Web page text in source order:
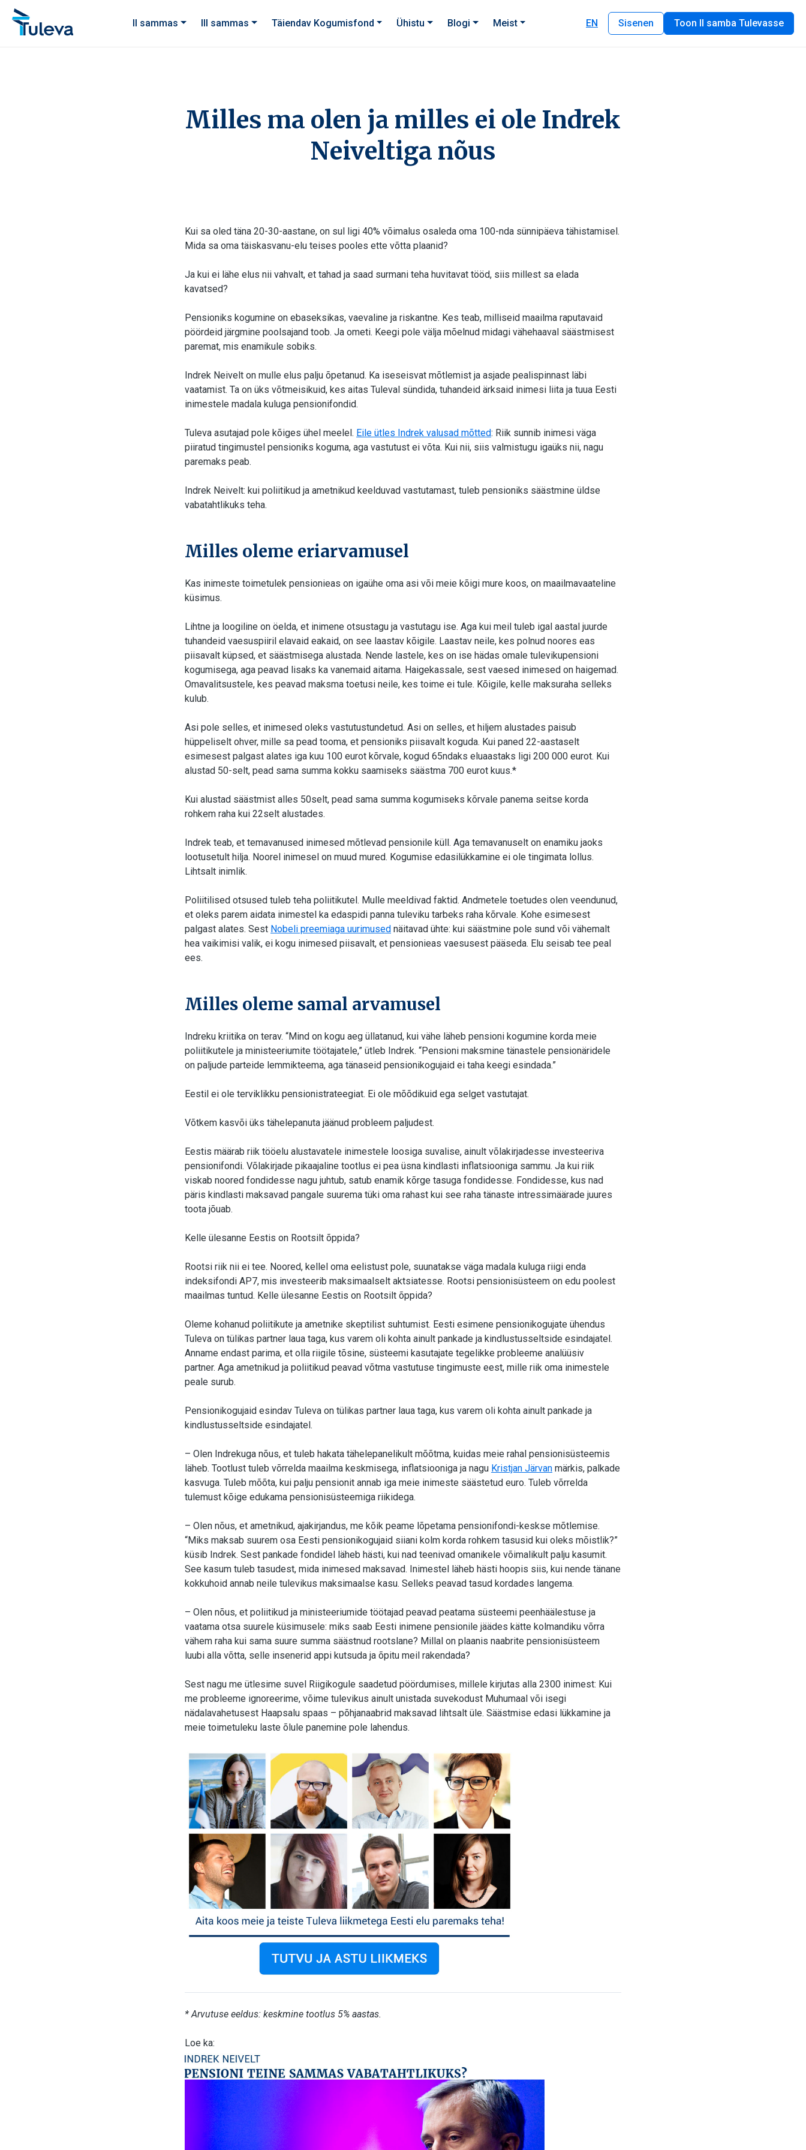
Liigu edasi sisu juurde
II sammas
III sammas Täiendav Kogumisfond Ühistu Blogi Meist EN Sisenen Toon II samba Tulevasse
Milles ma olen ja milles ei ole Indrek
Neiveltiga nõus
Kui sa oled täna 20-30-aastane, on sul ligi 40% võimalus osaleda oma 100-nda sünnipäeva tähistamisel.
Mida sa oma täiskasvanu-elu teises pooles ette võtta plaanid?
Ja kui ei lähe elus nii vahvalt, et tahad ja saad surmani teha huvitavat tööd, siis millest sa elada
kavatsed?
Pensioniks kogumine on ebaseksikas, vaevaline ja riskantne. Kes teab, milliseid maailma raputavaid
pöördeid järgmine poolsajand toob. Ja ometi. Keegi pole välja mõelnud midagi vähehaaval säästmisest
paremat, mis enamikule sobiks.
Indrek Neivelt on mulle elus palju õpetanud. Ka iseseisvat mõtlemist ja asjade pealispinnast läbi
vaatamist. Ta on üks võtmeisikuid, kes aitas Tuleval sündida, tuhandeid ärksaid inimesi liita ja tuua Eesti
inimestele madala kuluga pensionifondid.
Tuleva asutajad pole kõiges ühel meelel. Eile ütles Indrek valusad mõtted: Riik sunnib inimesi väga
piiratud tingimustel pensioniks koguma, aga vastutust ei võta. Kui nii, siis valmistugu igaüks nii, nagu
paremaks peab.
Indrek Neivelt: kui poliitikud ja ametnikud keelduvad vastutamast, tuleb pensioniks säästmine üldse
vabatahtlikuks teha.
Milles oleme eriarvamusel
Kas inimeste toimetulek pensionieas on igaühe oma asi või meie kõigi mure koos, on maailmavaateline
küsimus.
Lihtne ja loogiline on öelda, et inimene otsustagu ja vastutagu ise. Aga kui meil tuleb igal aastal juurde
tuhandeid vaesuspiiril elavaid eakaid, on see laastav kõigile. Laastav neile, kes polnud noores eas
piisavalt küpsed, et säästmisega alustada. Nende lastele, kes on ise hädas omale tulevikupensioni
kogumisega, aga peavad lisaks ka vanemaid aitama. Haigekassale, sest vaesed inimesed on haigemad.
Omavalitsustele, kes peavad maksma toetusi neile, kes toime ei tule. Kõigile, kelle maksuraha selleks
kulub.
Asi pole selles, et inimesed oleks vastutustundetud. Asi on selles, et hiljem alustades paisub
hüppeliselt ohver, mille sa pead tooma, et pensioniks piisavalt koguda. Kui paned 22-aastaselt
esimesest palgast alates iga kuu 100 eurot kõrvale, kogud 65ndaks eluaastaks ligi 200 000 eurot. Kui
alustad 50-selt, pead sama summa kokku saamiseks säästma 700 eurot kuus.*
Kui alustad säästmist alles 50selt, pead sama summa kogumiseks kõrvale panema seitse korda
rohkem raha kui 22selt alustades.
Indrek teab, et temavanused inimesed mõtlevad pensionile küll. Aga temavanuselt on enamiku jaoks
lootusetult hilja. Noorel inimesel on muud mured. Kogumise edasilükkamine ei ole tingimata lollus.
Lihtsalt inimlik.
Poliitilised otsused tuleb teha poliitikutel. Mulle meeldivad faktid. Andmetele toetudes olen veendunud,
et oleks parem aidata inimestel ka edaspidi panna tuleviku tarbeks raha kõrvale. Kohe esimesest
palgast alates. Sest Nobeli preemiaga uurimused näitavad ühte: kui säästmine pole sund või vähemalt
hea vaikimisi valik, ei kogu inimesed piisavalt, et pensionieas vaesusest pääseda. Elu seisab tee peal
ees.
Milles oleme samal arvamusel
Indreku kriitika on terav. “Mind on kogu aeg üllatanud, kui vähe läheb pensioni kogumine korda meie
poliitikutele ja ministeeriumite töötajatele,” ütleb Indrek. “Pensioni maksmine tänastele pensionäridele
on paljude parteide lemmikteema, aga tänaseid pensionikogujaid ei taha keegi esindada.”
Eestil ei ole terviklikku pensionistrateegiat. Ei ole mõõdikuid ega selget vastutajat.
Võtkem kasvõi üks tähelepanuta jäänud probleem paljudest.
Eestis määrab riik tööelu alustavatele inimestele loosiga suvalise, ainult võlakirjadesse investeeriva
pensionifondi. Võlakirjade pikaajaline tootlus ei pea üsna kindlasti inflatsiooniga sammu. Ja kui riik
viskab noored fondidesse nagu juhtub, satub enamik kõrge tasuga fondidesse. Fondidesse, kus nad
päris kindlasti maksavad pangale suurema tüki oma rahast kui see raha tänaste intressimäärade juures
toota jõuab.
Kelle ülesanne Eestis on Rootsilt õppida?
Rootsi riik nii ei tee. Noored, kellel oma eelistust pole, suunatakse väga madala kuluga riigi enda
indeksifondi AP7, mis investeerib maksimaalselt aktsiatesse. Rootsi pensionisüsteem on edu poolest
maailmas tuntud. Kelle ülesanne Eestis on Rootsilt õppida?
Oleme kohanud poliitikute ja ametnike skeptilist suhtumist. Eesti esimene pensionikogujate ühendus
Tuleva on tülikas partner laua taga, kus varem oli kohta ainult pankade ja kindlustusseltside esindajatel.
Anname endast parima, et olla riigile tõsine, süsteemi kasutajate tegelikke probleeme analüüsiv
partner. Aga ametnikud ja poliitikud peavad võtma vastutuse tingimuste eest, mille riik oma inimestele
peale surub.
Pensionikogujaid esindav Tuleva on tülikas partner laua taga, kus varem oli kohta ainult pankade ja
kindlustusseltside esindajatel.
– Olen Indrekuga nõus, et tuleb hakata tähelepanelikult mõõtma, kuidas meie rahal pensionisüsteemis
läheb. Tootlust tuleb võrrelda maailma keskmisega, inflatsiooniga ja nagu Kristjan Järvan märkis, palkade
kasvuga. Tuleb mõõta, kui palju pensionit annab iga meie inimeste säästetud euro. Tuleb võrrelda
tulemust kõige edukama pensionisüsteemiga riikidega.
– Olen nõus, et ametnikud, ajakirjandus, me kõik peame lõpetama pensionifondi-keskse mõtlemise.
“Miks maksab suurem osa Eesti pensionikogujaid siiani kolm korda rohkem tasusid kui oleks mõistlik?”
küsib Indrek. Sest pankade fondidel läheb hästi, kui nad teenivad omanikele võimalikult palju kasumit.
See kasum tuleb tasudest, mida inimesed maksavad. Inimestel läheb hästi hoopis siis, kui nende tänane
kokkuhoid annab neile tulevikus maksimaalse kasu. Selleks peavad tasud kordades langema.
– Olen nõus, et poliitikud ja ministeeriumide töötajad peavad peatama süsteemi peenhäälestuse ja
vaatama otsa suurele küsimusele: miks saab Eesti inimene pensionile jäädes kätte kolmandiku võrra
vähem raha kui sama suure summa säästnud rootslane? Millal on plaanis naabrite pensionisüsteem
luubi alla võtta, selle insenerid appi kutsuda ja õpitu meil rakendada?
Sest nagu me ütlesime suvel Riigikogule saadetud pöördumises, millele kirjutas alla 2300 inimest: Kui
me probleeme ignoreerime, võime tulevikus ainult unistada suvekodust Muhumaal või isegi
nädalavahetusest Haapsalu spaas – põhjanaabrid maksavad lihtsalt üle. Säästmise edasi lükkamine ja
meie toimetuleku laste õlule panemine pole lahendus.
* Arvutuse eeldus: keskmine tootlus 5% aastas.
Loe ka: